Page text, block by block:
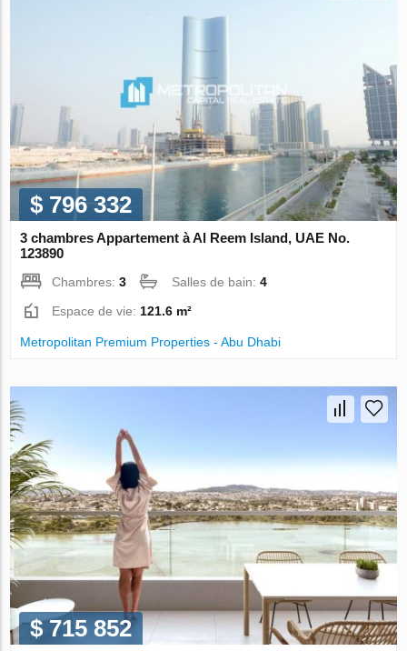
$ 796 332
3 chambres Appartement à Al Reem Island, UAE No.
123890
Chambres:3 Salles de bain:4
Espace de vie:121.6 m²
Metropolitan Premium Properties - Abu Dhabi
$ 715 852